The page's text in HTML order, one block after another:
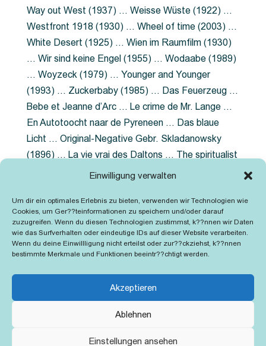
Einwilligung verwalten
Um dir ein optimales Erlebnis zu bieten, verwenden wir Technologien wie
Cookies, um Ger??teinformationen zu speichern und/oder darauf
zuzugreifen. Wenn du diesen Technologien zustimmst, k??nnen wir Daten
wie das Surfverhalten oder eindeutige IDs auf dieser Website verarbeiten.
Wenn du deine Einwillligung nicht erteilst oder zur??ckziehst, k??nnen
bestimmte Merkmale und Funktionen beeintr??chtigt werden.
Akzeptieren
Ablehnen
Einstellungen ansehen
Way out West (1937) … Weisse Wüste (1922) …
Westfront 1918 (1930) … Wheel of time (2003) …
White Desert (1925) … Wien im Raumfilm (1930)
… Wir sind keine Engel (1955) … Wodaabe (1989)
… Woyzeck (1979) … Younger and Younger
(1993) … Zuckerbaby (1985) … Das Feuerzeug …
Bebe et Jeanne d’Arc … Le crime de Mr. Lange …
En Autotoocht naar de Pyreneen … Das blaue
Licht … Original-Negative Gebr. Skladanowsky
(1896) … La vie vrai des Daltons … The spiritualist
photographer … Feuer im Fjord … The Song of the
Grubenlampe … Tolstoy … Grün ist die Heide …
Lady Hamilton … Mütter verzaget nicht …
Ruttmann Werbefilme